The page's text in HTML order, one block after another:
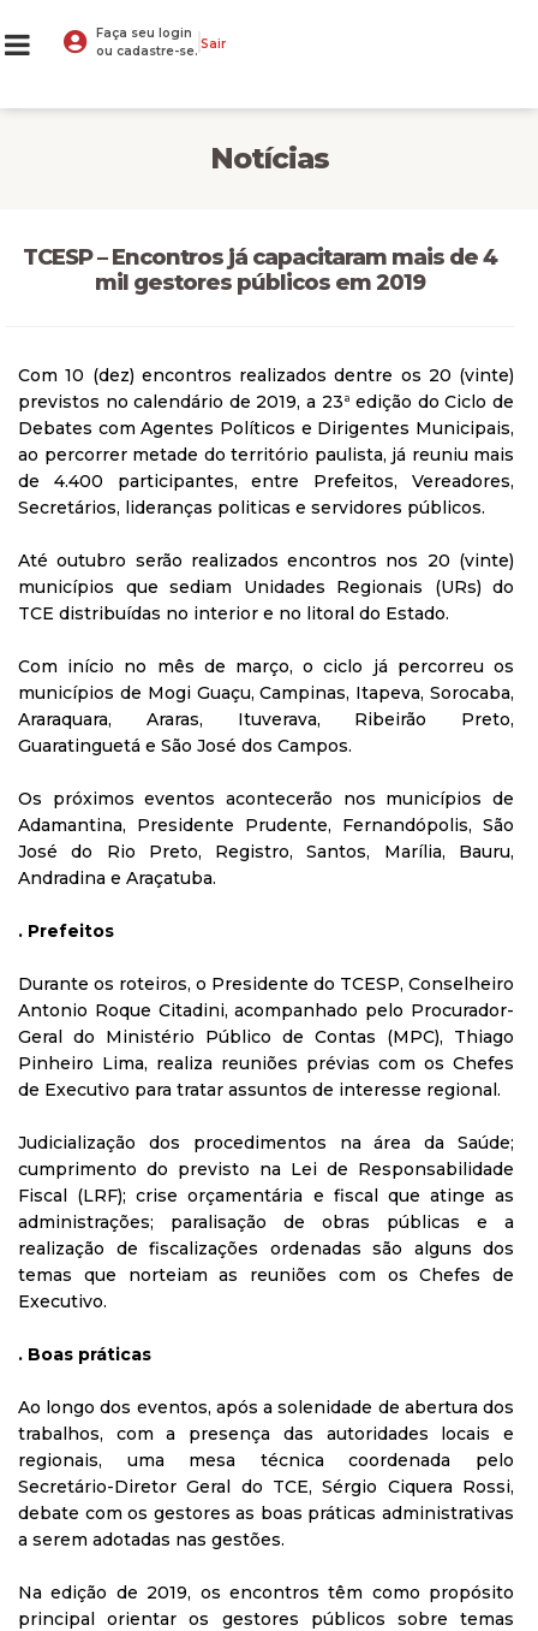
Faça seu login
ou cadastre-se. Sair
Notícias
TCESP – Encontros já capacitaram mais de 4
mil gestores públicos em 2019
Com 10 (dez) encontros realizados dentre os 20 (vinte)
previstos no calendário de 2019, a 23ª edição do Ciclo de
Debates com Agentes Políticos e Dirigentes Municipais,
ao percorrer metade do território paulista, já reuniu mais
de 4.400 participantes, entre Prefeitos, Vereadores,
Secretários, lideranças politicas e servidores públicos.
Até outubro serão realizados encontros nos 20 (vinte)
municípios que sediam Unidades Regionais (URs) do
TCE distribuídas no interior e no litoral do Estado.
Com início no mês de março, o ciclo já percorreu os
municípios de Mogi Guaçu, Campinas, Itapeva, Sorocaba,
Araraquara, Araras, Ituverava, Ribeirão Preto,
Guaratinguetá e São José dos Campos.
Os próximos eventos acontecerão nos municípios de
Adamantina, Presidente Prudente, Fernandópolis, São
José do Rio Preto, Registro, Santos, Marília, Bauru,
Andradina e Araçatuba.
. Prefeitos
Durante os roteiros, o Presidente do TCESP, Conselheiro
Antonio Roque Citadini, acompanhado pelo Procurador-
Geral do Ministério Público de Contas (MPC), Thiago
Pinheiro Lima, realiza reuniões prévias com os Chefes
de Executivo para tratar assuntos de interesse regional.
Judicialização dos procedimentos na área da Saúde;
cumprimento do previsto na Lei de Responsabilidade
Fiscal (LRF); crise orçamentária e fiscal que atinge as
administrações; paralisação de obras públicas e a
realização de fiscalizações ordenadas são alguns dos
temas que norteiam as reuniões com os Chefes de
Executivo.
. Boas práticas
Ao longo dos eventos, após a solenidade de abertura dos
trabalhos, com a presença das autoridades locais e
regionais, uma mesa técnica coordenada pelo
Secretário-Diretor Geral do TCE, Sérgio Ciquera Rossi,
debate com os gestores as boas práticas administrativas
a serem adotadas nas gestões.
Na edição de 2019, os encontros têm como propósito
principal orientar os gestores públicos sobre temas